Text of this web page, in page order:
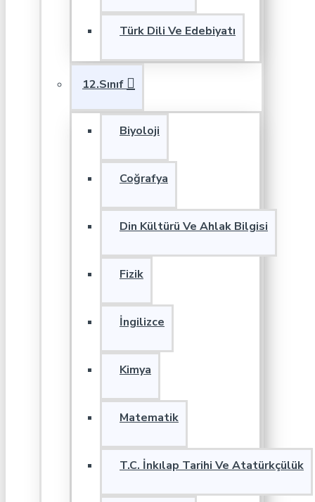
Türk Dili Ve Edebiyatı
12.Sınıf
Biyoloji
Coğrafya
Din Kültürü Ve Ahlak Bilgisi
Fizik
İngilizce
Kimya
Matematik
T.C. İnkılap Tarihi Ve Atatürkçülük